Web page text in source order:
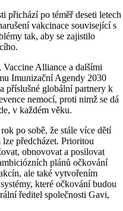
přichází po téměř deseti letech
vakcinace související s
tak, aby se zajistilo
Alliance a dalšími
Imunizační Agendy 2030
příslušné globální partnery k
nemocí, proti nimž se dá
v každém věku.
po sobě, že stále více dětí
předcházet. Prioritou
obnovovat a posilovat
plánů očkování
ale také vytvořením
které očkování budou
ředitel společnosti Gavi,